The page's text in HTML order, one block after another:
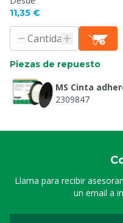
11,35 €
Piezas de repuesto
MS Cinta
2309847
Llama para recibir
un email a